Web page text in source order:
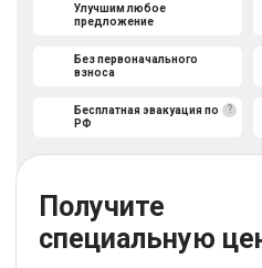
Улучшим любое
предложение
Без первоначального
взноса
?
Бесплатная эвакуация по
РФ
Получите
специальную